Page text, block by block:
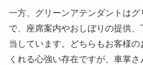
一方、グリーンアテンダントはグ
で、座席案内やおしぼりの提供、
当しています。どちらもお客様の
くれる心強い存在ですが、車掌